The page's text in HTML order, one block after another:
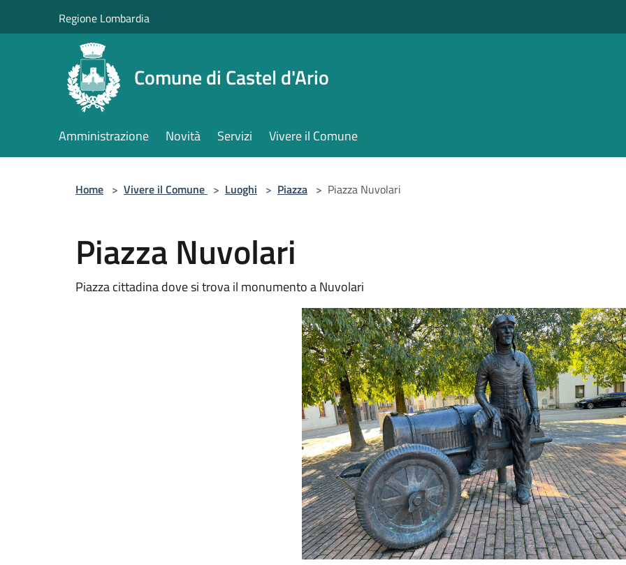
Regione Lombardia
Comune di Castel d'Ario
Amministrazione Novità Servizi Vivere il Comune
Home > Vivere il Comune > Luoghi > Piazza > Piazza Nuvolari
Piazza Nuvolari
Piazza cittadina dove si trova il monumento a Nuvolari